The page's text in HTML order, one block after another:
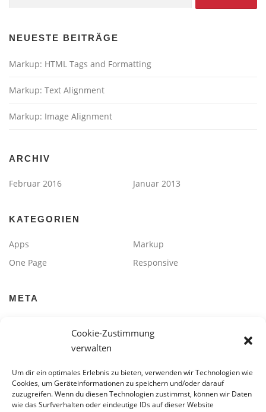
Cookie-Zustimmung
verwalten
Um dir ein optimales Erlebnis zu bieten, verwenden wir Technologien wie
Cookies, um Geräteinformationen zu speichern und/oder darauf
zuzugreifen. Wenn du diesen Technologien zustimmst, können wir Daten
wie das Surfverhalten oder eindeutige IDs auf dieser Website
NEUESTE BEITRÄGE
Markup: HTML Tags and Formatting
Markup: Text Alignment
Markup: Image Alignment
ARCHIV
Februar 2016 Januar 2013
KATEGORIEN
Apps
Markup
One Page
Responsive
META